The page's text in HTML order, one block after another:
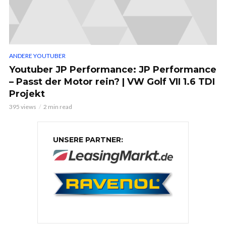
ANDERE YOUTUBER
Youtuber JP Performance: JP Performance
– Passt der Motor rein? | VW Golf VII 1.6 TDI
Projekt
395 views 2 min read
UNSERE PARTNER: